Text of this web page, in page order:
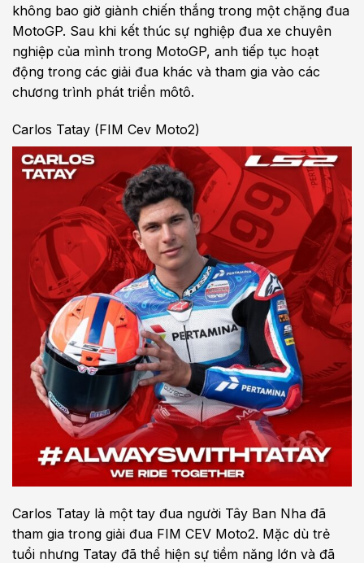
không bao giờ giành chiến thắng trong một chặng đua
MotoGP. Sau khi kết thúc sự nghiệp đua xe chuyên
nghiệp của mình trong MotoGP, anh tiếp tục hoạt
động trong các giải đua khác và tham gia vào các
chương trình phát triển môtô.
Carlos Tatay (FIM Cev Moto2)
Carlos Tatay là một tay đua người Tây Ban Nha đã
tham gia trong giải đua FIM CEV Moto2. Mặc dù trẻ
tuổi nhưng Tatay đã thể hiện sự tiềm năng lớn và đã